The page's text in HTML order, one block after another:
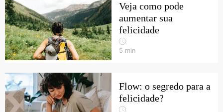
Veja como pode
aumentar sua
felicidade
5 min
Flow: o segredo para a
felicidade?